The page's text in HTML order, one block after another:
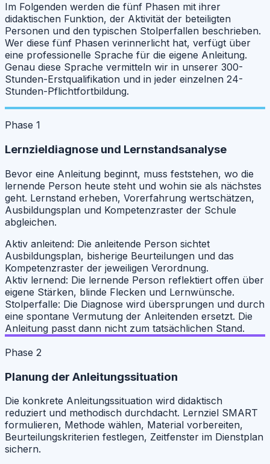
Im Folgenden werden die fünf Phasen mit ihrer
didaktischen Funktion, der Aktivität der beteiligten
Personen und den typischen Stolperfallen beschrieben.
Wer diese fünf Phasen verinnerlicht hat, verfügt über
eine professionelle Sprache für die eigene Anleitung.
Genau diese Sprache vermitteln wir in unserer 300-
Stunden-Erstqualifikation und in jeder einzelnen 24-
Stunden-Pflichtfortbildung.
Phase 1
Lernzieldiagnose und Lernstandsanalyse
Bevor eine Anleitung beginnt, muss feststehen, wo die
lernende Person heute steht und wohin sie als nächstes
geht. Lernstand erheben, Vorerfahrung wertschätzen,
Ausbildungsplan und Kompetenzraster der Schule
abgleichen.
Aktiv anleitend: Die anleitende Person sichtet
Ausbildungsplan, bisherige Beurteilungen und das
Kompetenzraster der jeweiligen Verordnung.
Aktiv lernend: Die lernende Person reflektiert offen über
eigene Stärken, blinde Flecken und Lernwünsche.
Stolperfalle: Die Diagnose wird übersprungen und durch
eine spontane Vermutung der Anleitenden ersetzt. Die
Anleitung passt dann nicht zum tatsächlichen Stand.
Phase 2
Planung der Anleitungssituation
Die konkrete Anleitungssituation wird didaktisch
reduziert und methodisch durchdacht. Lernziel SMART
formulieren, Methode wählen, Material vorbereiten,
Beurteilungskriterien festlegen, Zeitfenster im Dienstplan
sichern.